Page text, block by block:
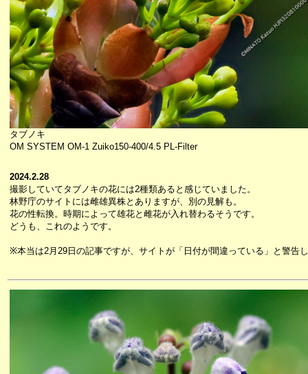
タブノキ
OM SYSTEM OM-1 Zuiko150-400/4.5 PL-Filter
2024.2.28
撮影していてタブノキの花には2種類あると感じていました。
林野庁のサイトには雌雄異株とありますが、別の見解も。
花の性転換。時期によって雄花と雌花が入れ替わるそうです。
どうも、これのようです。
※本当は2月29日の記事ですが、サイトが「日付が間違っている」と警告